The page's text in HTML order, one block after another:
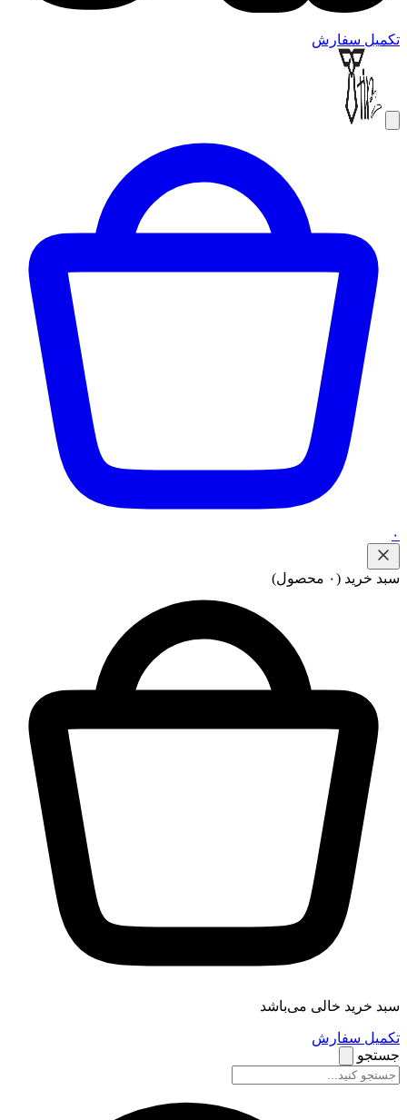
تکمیل سفارش
۰
سبد خرید (۰ محصول)
سبد خرید خالی می‌باشد
تکمیل سفارش
جستجو